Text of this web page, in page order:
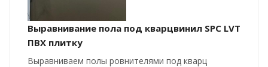
Выравнивание пола под кварцвинил SPC LVT
ПВХ плитку
Выравниваем полы ровнителями под кварц